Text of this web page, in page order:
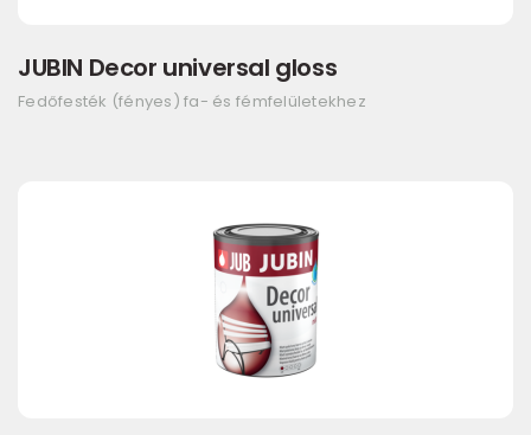
JUBIN Decor universal gloss
Fedőfesték (fényes) fa- és fémfelületekhez